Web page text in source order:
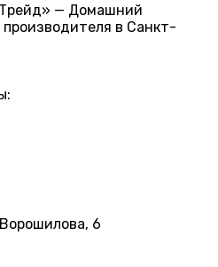
— Домашний
в Санкт-
6